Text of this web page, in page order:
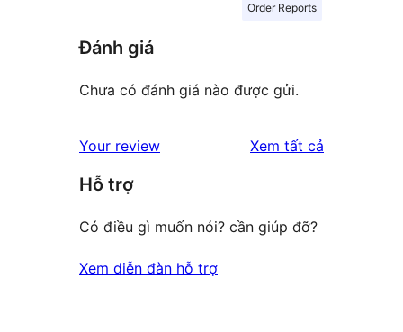
Order Reports
Đánh giá
Chưa có đánh giá nào được gửi.
Your review Xem tất cả
Hỗ trợ
Có điều gì muốn nói? cần giúp đỡ?
Xem diễn đàn hỗ trợ